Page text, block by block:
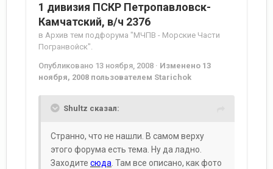
1 дивизия ПСКР Петропавловск-
Камчатский, в/ч 2376
в Архив тем подфорума "МЧПВ - Морские Части
Погранвойск".
Опубликовано 13 ноября, 2008 · Изменено 13
ноября, 2008 пользователем Starichok
Shultz сказал:
Странно, что не нашли. В самом верху
этого форума есть тема. Ну да ладно.
Заходите сюда. Там все описано, как фото